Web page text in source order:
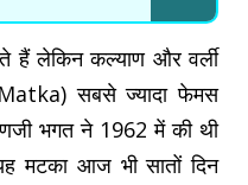
हैं लेकिन कल्याण और वर्ली
सबसे ज्यादा फेमस
भगत ने 1962 में की थी
मटका आज भी सातों दिन